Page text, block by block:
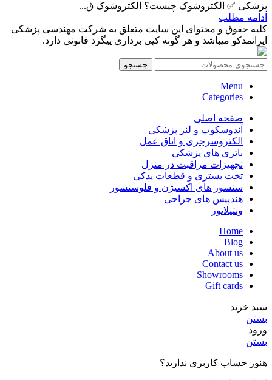
پزشکی ✅ الکتروشوک چیست؟ الکتروشوک ق...
ادامه مطلب
کلیه حقوق و محتوای این سایت متعلق به شرکت مهندسی پزشکی
ایرانمدکو میباشد و هر گونه کپی برداری پیگرد قانونی دارد.
جستجو
Menu
Categories
صفحه اصلی
آندوسکوپ و لنز پزشکی
الکتروسرجری و اتاق عمل
باتری های پزشکی
تجهیزات مراقبت در منزل
تخت بستری و قطعات یدکی
سنسور های اکسیژن و فلوسنسور
هندپیس های جراحی
ونتیلاتور
Home
Blog
About us
Contact us
Showrooms
Gift cards
سبد خرید
بستن
ورود
بستن
هنوز حساب کاربری ندارید؟